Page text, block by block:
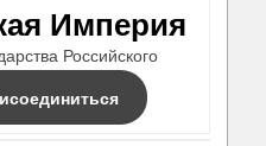
Империя
Российского